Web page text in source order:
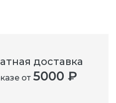
доставка
от 5000 ₽